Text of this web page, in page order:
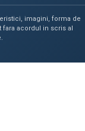
imagini, forma de
fara acordul in scris al